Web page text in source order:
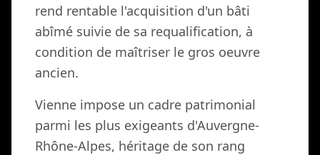
rend rentable l'acquisition d'un bâti
abîmé suivie de sa requalification, à
condition de maîtriser le gros oeuvre
ancien.
Vienne impose un cadre patrimonial
parmi les plus exigeants d'Auvergne-
Rhône-Alpes, héritage de son rang